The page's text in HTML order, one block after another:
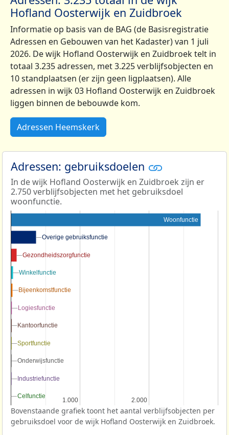
Hofland Oosterwijk en Zuidbroek
Informatie op basis van de BAG (de Basisregistratie
Adressen en Gebouwen van het Kadaster) van 1 juli
2026. De wijk Hofland Oosterwijk en Zuidbroek telt in
totaal 3.235 adressen, met 3.225 verblijfsobjecten en
10 standplaatsen (er zijn geen ligplaatsen). Alle
adressen in wijk 03 Hofland Oosterwijk en Zuidbroek
liggen binnen de bebouwde kom.
Adressen Heemskerk
Adressen: gebruiksdoelen
In de wijk Hofland Oosterwijk en Zuidbroek zijn er
2.750 verblijfsobjecten met het gebruiksdoel
woonfunctie.
1.000
1.000 2.000
2.000
Woonfunctie
Overige gebruiksfunctie
Overige gebruiksfunctie
Gezondheidszorgfunctie
Gezondheidszorgfunctie
Winkelfunctie
Winkelfunctie
Bijeenkomstfunctie
Bijeenkomstfunctie
Logiesfunctie
Logiesfunctie
Kantoorfunctie
Kantoorfunctie
Sportfunctie
Sportfunctie
Onderwijsfunctie
Onderwijsfunctie
Industriefunctie
Industriefunctie
Celfunctie
Celfunctie
Bovenstaande grafiek toont het aantal verblijfsobjecten per
gebruiksdoel voor de wijk Hofland Oosterwijk en Zuidbroek.